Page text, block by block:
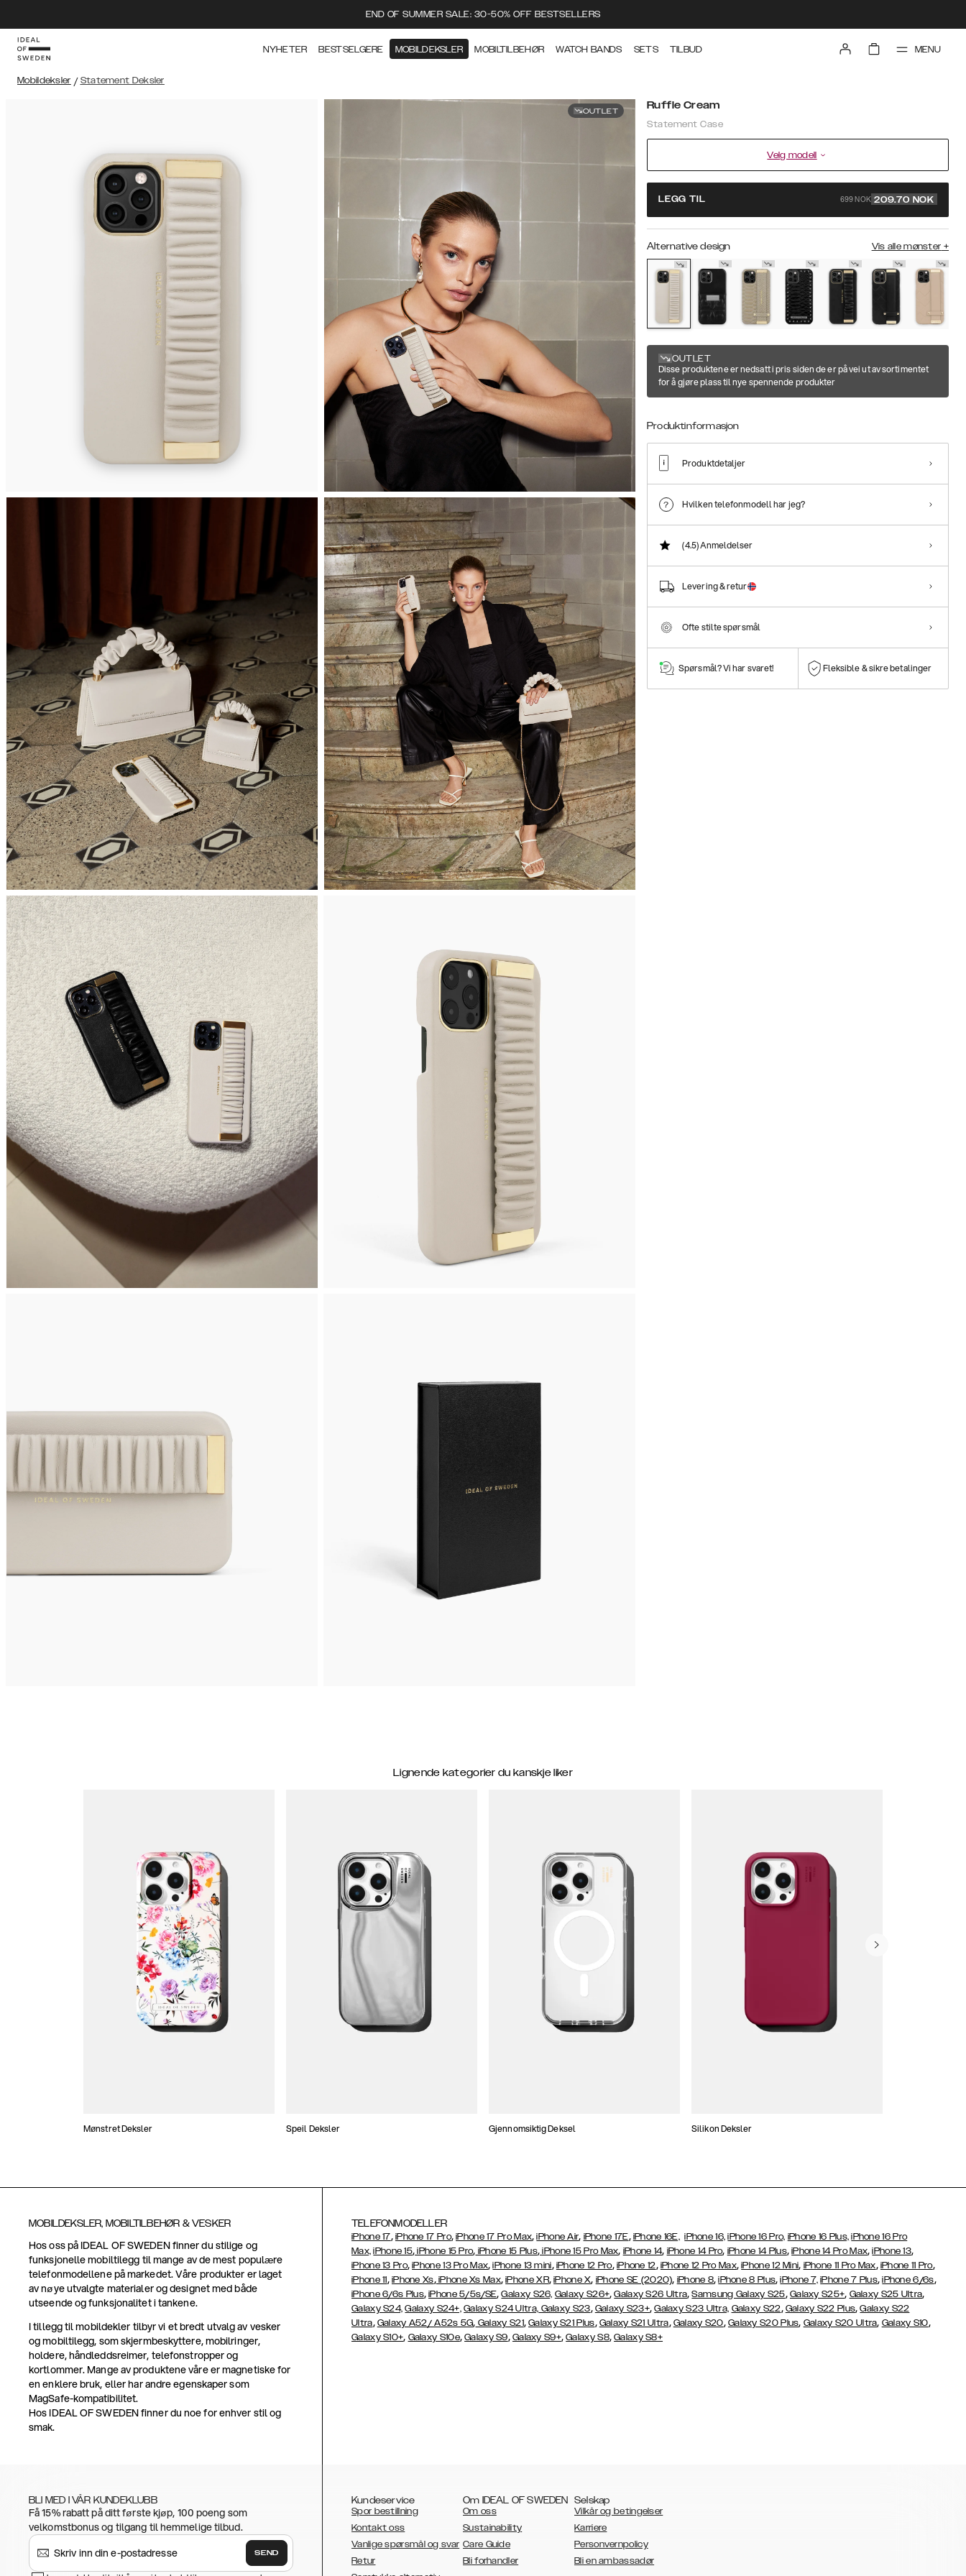
END OF SUMMER SALE: 30-50% OFF BESTSELLERS
NYHETER BESTSELGERE MOBILDEKSLER MOBILTILBEHØR WATCH BANDS SETS TILBUD MENU
Mobildeksler / Statement Deksler
OUTLET Ruffle Cream
Statement Case
Velg modell
LEGG TIL 699 NOK 209.70 NOK
Alternative design Vis alle mønster +
OUTLET
Disse produktene er nedsatt i pris siden de er på vei ut av sortimentet
for å gjøre plass til nye spennende produkter
Produktinformasjon
Produktdetaljer
Hvilken telefonmodell har jeg?
(4.5)Anmeldelser
Levering & retur
Ofte stilte spørsmål
Spørsmål? Vi har svaret! Fleksible & sikre betalinger
Lignende kategorier du kanskje liker
Mønstret Deksler Speil Deksler Gjennomsiktig Deksel Silikon Deksler
MOBILDEKSLER, MOBILTILBEHØR & VESKER
Hos oss på IDEAL OF SWEDEN finner du stilige og
funksjonelle mobiltilegg til mange av de mest populære
telefonmodellene på markedet. Våre produkter er laget
av nøye utvalgte materialer og designet med både
utseende og funksjonalitet i tankene.
I tillegg til mobildekler tilbyr vi et bredt utvalg av vesker
og mobiltilegg, som skjermbeskyttere, mobilringer,
holdere, håndleddsreimer, telefonstropper og
kortlommer. Mange av produktene våre er magnetiske for
en enklere bruk, eller har andre egenskaper som
MagSafe-kompatibilitet.
Hos IDEAL OF SWEDEN finner du noe for enhver stil og
smak.
TELEFONMODELLER
iPhone 17, iPhone 17 Pro,iPhone 17 Pro Max,iPhone Air, iPhone 17E, iPhone 16E, iPhone 16, iPhone 16 Pro, iPhone 16 Plus, iPhone 16 Pro
Max, iPhone 15, iPhone 15 Pro, iPhone 15 Plus, iPhone 15 Pro Max, iPhone 14, iPhone 14 Pro, iPhone 14 Plus,iPhone 14 Pro Max,iPhone 13,
iPhone 13 Pro,iPhone 13 Pro Max,iPhone 13 mini, iPhone 12 Pro, iPhone 12, iPhone 12 Pro Max,iPhone 12 Mini, iPhone 11 Pro Max, iPhone 11 Pro,
iPhone 11, iPhone Xs,iPhone Xs Max,iPhone XR,iPhone X, iPhone SE (2020), iPhone 8,iPhone 8 Plus,iPhone 7, iPhone 7 Plus,iPhone 6/6s,
iPhone 6/6s Plus,iPhone 5/5s/SE,Galaxy S26, Galaxy S26+,Galaxy S26 Ultra,Samsung Galaxy S25, Galaxy S25+, Galaxy S25 Ultra,
Galaxy S24, Galaxy S24+, Galaxy S24 Ultra, Galaxy S23, Galaxy S23+,Galaxy S23 Ultra, Galaxy S22, Galaxy S22 Plus,Galaxy S22
Ultra, Galaxy A52/ A52s 5G, Galaxy S21,Galaxy S21 Plus, Galaxy S21 Ultra, Galaxy S20, Galaxy S20 Plus, Galaxy S20 Ultra, Galaxy S10,
Galaxy S10+, Galaxy S10e,Galaxy S9, Galaxy S9+,Galaxy S8,Galaxy S8+
BLI MED I VÅR KUNDEKLUBB
Få 15% rabatt på ditt første kjøp, 100 poeng som
velkomstbonus og tilgang til hemmelige tilbud.
SEND
Kundeservice
Spor bestillning
Kontakt oss
Vanlige spørsmål og svar
Retur
Om IDEAL OF SWEDEN
Om oss
Sustainability
Care Guide
Bli forhandler
Selskap
Vilkår og betingelser
Karriere
Personvernpolicy
Bli en ambassadør
AUSTRALIA